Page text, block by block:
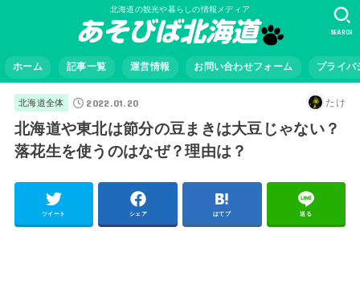
北海道の観光や暮らしの情報メディア
ホーム 記事一覧 運営情報 お問い合わせフォーム プライバ
SEARCH
北海道全体 2022.01.20 たけ
北海道や東北は節分の豆まきは大豆じゃない？
落花生を使うのはなぜ？理由は？
ツイート シェア はてブ 送る